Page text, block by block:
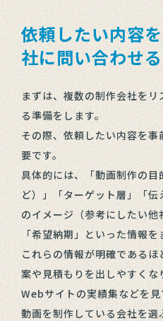
依頼したい内容
社に問い合わせる
まずは、複数の制作会社を
る準備をします。
その際、依頼したい内容を
要です。
具体的には、「動画制作の
ど）」「ターゲット層」「
のイメージ（参考にしたい他
「希望納期」といった情報
これらの情報が明確である
案や見積もりを出しやすくな
Webサイトの実績集などを
動画を制作している会社を選